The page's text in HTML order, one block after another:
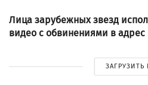
Лица зарубежных звезд
видео с обвинениями в адрес
ЗАГРУЗИТЬ